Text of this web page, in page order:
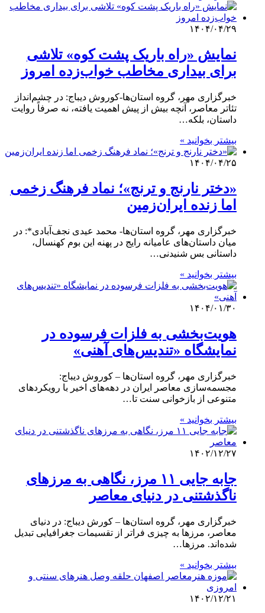
۱۴۰۴/۰۴/۲۹
نمایش «راه باریک پشت کوه» تلاشی
برای بیداری مخاطب خواب‌زده امروز
خبرگزاری مهر، گروه استان‌ها-کوروش دیباج: در چشم‌انداز
تئاتر معاصر، آنچه بیش از پیش اهمیت یافته، نه صرفاً روایت
داستان، بلکه…
بیشتر بخوانید »
۱۴۰۴/۰۴/۲۵
«دختر نارنج و ترنج»؛ نماد فرهنگ زخمی
اما زنده ایران‌زمین
خبرگزاری مهر، گروه استان‌ها- محمد عیدی نجف‌آبادی*: در
میان داستان‌های عامیانه رایج در پهنه این بوم کهنسال،
داستانی بس شنیدنی…
بیشتر بخوانید »
۱۴۰۴/۰۱/۳۰
هویت‌بخشی به فلزات فرسوده در
نمایشگاه «تندیس‌های آهنی»
خبرگزاری مهر، گروه استان‌ها – کوروش دیباج:
مجسمه‌سازی معاصر ایران در دهه‌های اخیر با رویکردهای
متنوعی از بازخوانی سنت تا…
بیشتر بخوانید »
۱۴۰۲/۱۲/۲۷
جابه جایی ۱۱ مرز، نگاهی به مرزهای
ناگذشتنی در دنیای معاصر
خبرگزاری مهر، گروه استان‌ها – کورش دیباج: در دنیای
معاصر، مرزها به چیزی فراتر از تقسیمات جغرافیایی تبدیل
شده‌اند. مرزها…
بیشتر بخوانید »
۱۴۰۲/۱۲/۲۱